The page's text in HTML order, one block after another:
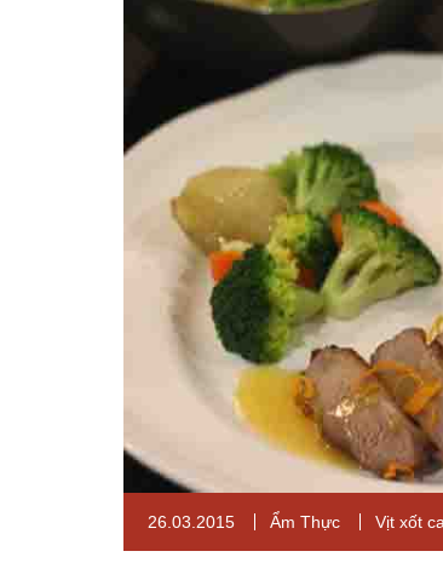
26.03.2015 Ẩm Thực Vịt xốt